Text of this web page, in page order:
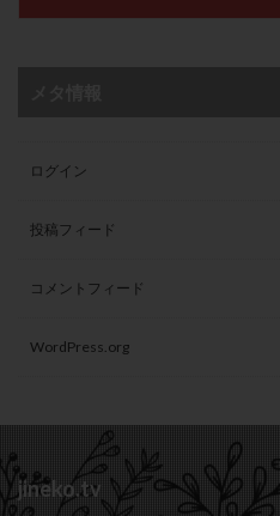
ログイン
投稿フィード
コメントフィード
WordPress.org
jineko.tv